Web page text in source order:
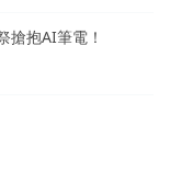
搶抱AI筆電！